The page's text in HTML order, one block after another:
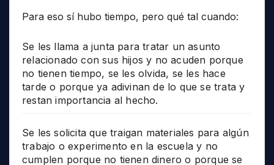
Para eso sí hubo tiempo, pero qué tal cuando:
Se les llama a junta para tratar un asunto
relacionado con sus hijos y no acuden porque
no tienen tiempo, se les olvida, se les hace
tarde o porque ya adivinan de lo que se trata y
restan importancia al hecho.
Se les solicita que traigan materiales para algún
trabajo o experimento en la escuela y no
cumplen porque no tienen dinero o porque se